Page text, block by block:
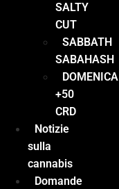
SALTY
CUT
SABBATH
SABAHASH
DOMENICA
+50
CRD
Notizie
sulla
cannabis
Domande